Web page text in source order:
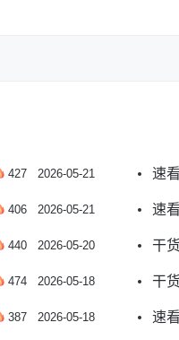
427 2026-05-21
406 2026-05-21
440 2026-05-20
474 2026-05-18
387 2026-05-18